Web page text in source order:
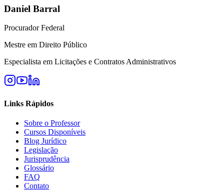
Daniel Barral
Procurador Federal
Mestre em Direito Público
Especialista em Licitações e Contratos Administrativos
Links Rápidos
Sobre o Professor
Cursos Disponíveis
Blog Jurídico
Legislação
Jurisprudência
Glossário
FAQ
Contato